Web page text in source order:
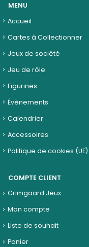
MENU
Accueil
Cartes à Collectionner
Jeux de société
Jeu de rôle
Figurines
Évènements
Calendrier
Accessoires
Politique de cookies (UE)
COMPTE CLIENT
Grimgaard Jeux
Mon compte
Liste de souhait
Panier